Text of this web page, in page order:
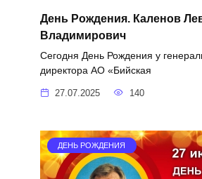
День Рождения. Каленов
Владимирович
Сегодня День Рождения у
директора АО «Бийская
27.07.2025 140
ДЕНЬ РОЖДЕНИЯ